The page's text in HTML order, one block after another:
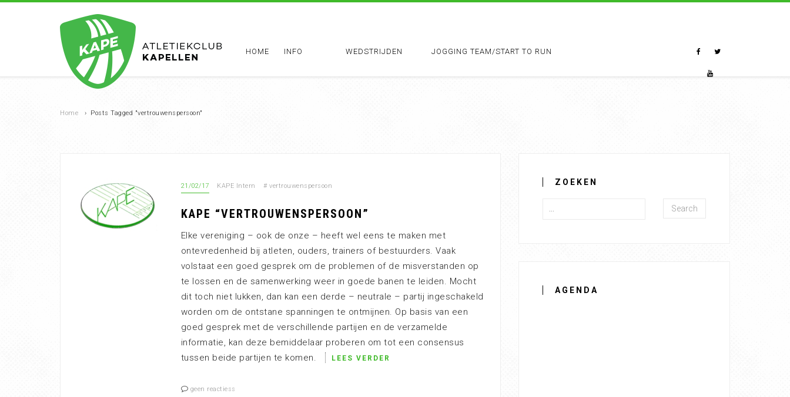
HOME INFO WEDSTRIJDEN JOGGING TEAM/START TO RUN
Home › Posts Tagged "vertrouwenspersoon"
21/02/17 KAPE Intern # vertrouwenspersoon
KAPE “VERTROUWENSPERSOON”
Elke vereniging – ook de onze – heeft wel eens te maken met
ontevredenheid bij atleten, ouders, trainers of bestuurders. Vaak
volstaat een goed gesprek om de problemen of de misverstanden op
te lossen en de samenwerking weer in goede banen te leiden. Mocht
dit toch niet lukken, dan kan een derde – neutrale – partij ingeschakeld
worden om de ontstane spanningen te ontmijnen. Op basis van een
goed gesprek met de verschillende partijen en de verzamelde
informatie, kan deze bemiddelaar proberen om tot een consensus
tussen beide partijen te komen.
LEES VERDER
geen reactiess
ZOEKEN
Search
AGENDA